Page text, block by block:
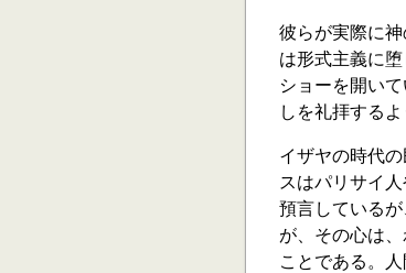
彼らが実際に
は形式主義に
ショーを開い
しを礼拝する
イザヤの時代
スはパリサイ
預言している
が、その心は
ことである。